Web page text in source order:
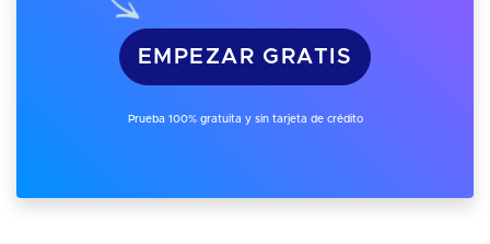
EMPEZAR GRATIS
Prueba 100% gratuita y sin tarjeta de crédito